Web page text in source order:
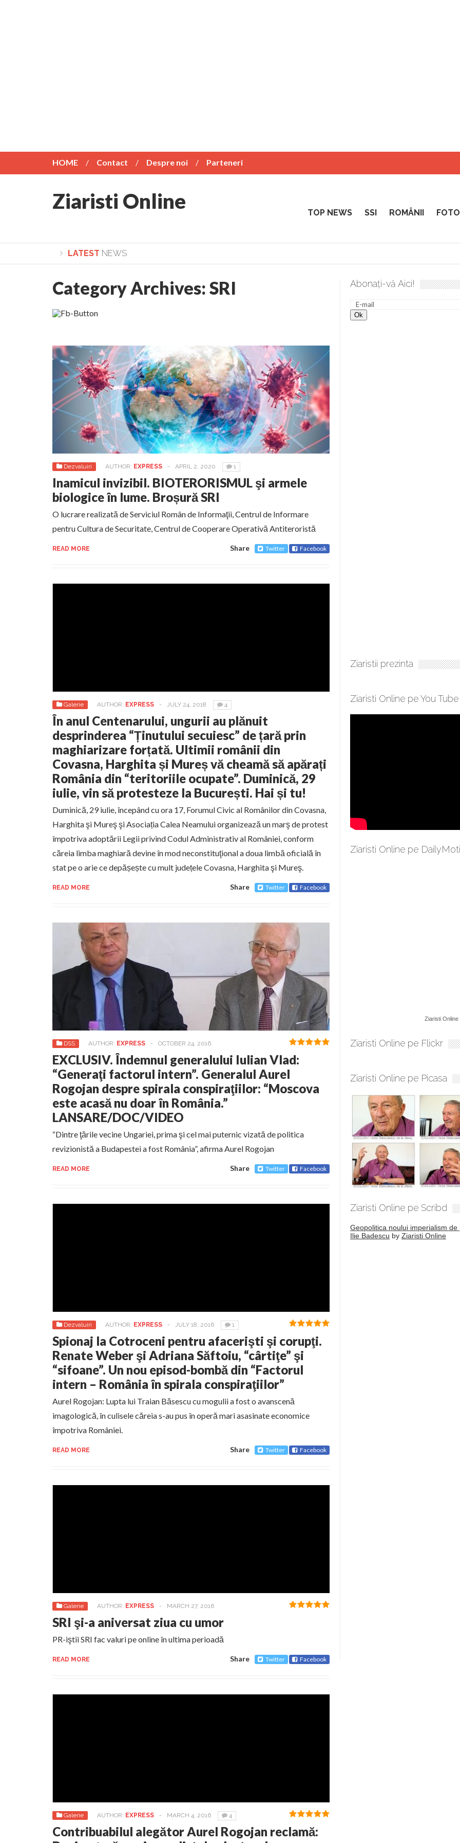
HOME Contact Despre noi Parteneri
Ziaristi Online TOP NEWS SSI ROMÂNII
LATEST NEWS
Lepădarea de sine și urmarea lui Hristos. Calea spre desăvârșire. Gând de duminică de Elena Solunca Moise
Category Archives:SRI
Dezvaluiri AUTHOR: EXPRESS - APRIL 2, 2020 1
Inamicul invizibil. BIOTERORISMUL şi armele
biologice în lume. Broșură SRI
O lucrare realizată de Serviciul Român de Informaţii, Centrul de Informare
pentru Cultura de Securitate, Centrul de Cooperare Operativă Antiteroristă
READ MORE Share Twitter Facebook
Galerie AUTHOR: EXPRESS - JULY 24, 2018 4
În anul Centenarului, ungurii au plănuit
desprinderea “Ținutului secuiesc” de țară prin
maghiarizare forțată. Ultimii românii din
Covasna, Harghita și Mureș vă cheamă să apărați
România din “teritoriile ocupate”. Duminică, 29
iulie, vin să protesteze la București. Hai și tu!
Duminică, 29 iulie, începând cu ora 17, Forumul Civic al Românilor din Covasna,
Harghita şi Mureş şi Asociația Calea Neamului organizează un marş de protest
împotriva adoptării Legii privind Codul Administrativ al României, conform
căreia limba maghiară devine în mod neconstituţional a doua limbă oficială în
stat pe o arie ce depășește cu mult județele Covasna, Harghita şi Mureş.
READ MORE Share Twitter Facebook
DSS AUTHOR: EXPRESS - OCTOBER 24, 2016
EXCLUSIV. Îndemnul generalului Iulian Vlad:
“Generaţi factorul intern”. Generalul Aurel
Rogojan despre spirala conspiraţiilor: “Moscova
este acasă nu doar în România.”
LANSARE/DOC/VIDEO
“Dintre ţările vecine Ungariei, prima şi cel mai puternic vizată de politica
revizionistă a Budapestei a fost România”, afirma Aurel Rogojan
READ MORE Share Twitter Facebook
Dezvaluiri AUTHOR: EXPRESS - JULY 18, 2016 1
Spionaj la Cotroceni pentru afacerişti şi corupţi.
Renate Weber şi Adriana Săftoiu, “cârtiţe” şi
“sifoane”. Un nou episod-bombă din “Factorul
intern – România în spirala conspiraţiilor”
Aurel Rogojan: Lupta lui Traian Băsescu cu mogulii a fost o avanscenă
imagologică, în culisele căreia s-au pus în operă mari asasinate economice
împotriva României.
READ MORE Share Twitter Facebook
Galerie AUTHOR: EXPRESS - MARCH 27, 2016
SRI şi-a aniversat ziua cu umor
PR-iştii SRI fac valuri pe online în ultima perioadă
READ MORE Share Twitter Facebook
Galerie AUTHOR: EXPRESS - MARCH 4, 2016 4
Contribuabilul alegător Aurel Rogojan reclamă:
Abonați-vă Aici!
Ziaristii prezinta
Ziaristi Online pe You Tube
Ziaristi Online pe
Ziaristi Online
Ziaristi Online pe Flickr
Ziaristi Online pe Picasa
Ziaristi Online pe Scribd
Geopolitica noului imperialism de
Ilie Badescu by Ziaristi Online